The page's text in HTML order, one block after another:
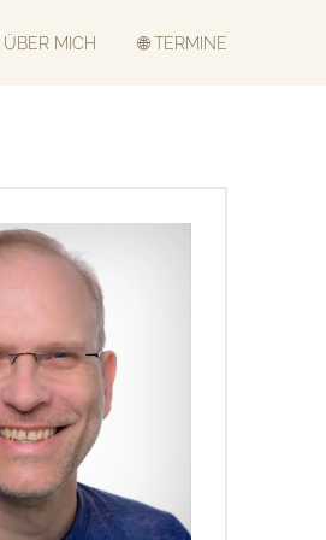
ÜBER MICH 🌐 TERMINE